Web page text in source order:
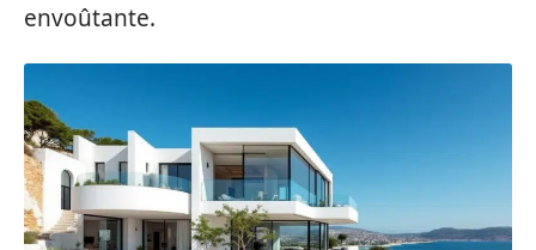
envoûtante.